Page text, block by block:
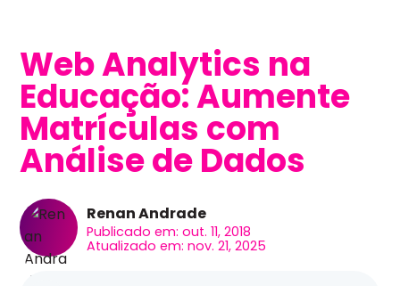
Web Analytics na
Educação: Aumente
Matrículas com
Análise de Dados
Renan Andrade
Publicado em: out. 11, 2018
Atualizado em: nov. 21, 2025